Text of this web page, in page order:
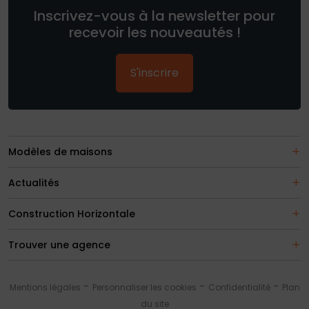
Inscrivez-vous à la newsletter pour
recevoir les nouveautés !
S'inscrire
Modèles de maisons
Actualités
Construction Horizontale
Trouver une agence
Mentions légales Personnaliser les cookies Confidentialité
Plan
du site